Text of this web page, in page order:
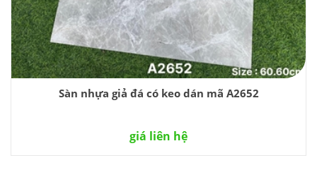
Sàn nhựa giả đá có keo dán mã A2652
giá liên hệ